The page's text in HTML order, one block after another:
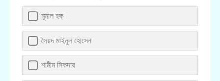
মূনাল হক
সৈয়দ মাইনুল হোসেন
শামীম সিকদার